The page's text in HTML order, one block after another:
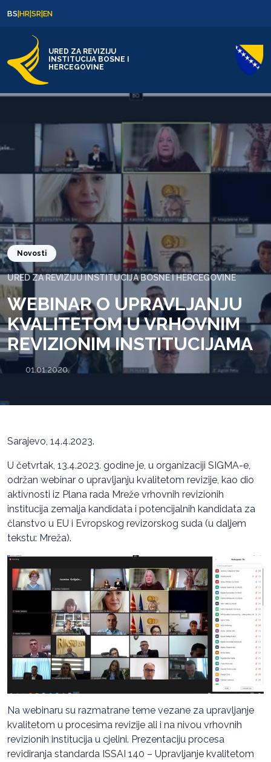
BS|HR|SR|EN
URED ZA REVIZIJU
INSTITUCIJA BOSNE I
HERCEGOVINE
Novosti
URED ZA REVIZIJU INSTITUCIJA BOSNE I HERCEGOVINE
WEBINAR O UPRAVLJANJU
KVALITETOM U VRHOVNIM
REVIZIONIM INSTITUCIJAMA
01.01.2020.
Sarajevo, 14.4.2023.
U četvrtak, 13.4.2023. godine je, u organizaciji SIGMA-e,
održan webinar o upravljanju kvalitetom revizije, kao dio
aktivnosti iz Plana rada Mreže vrhovnih revizionih
institucija zemalja kandidata i potencijalnih kandidata za
članstvo u EU i Evropskog revizorskog suda (u daljem
tekstu: Mreža).
Na webinaru su razmatrane teme vezane za upravljanje
kvalitetom u procesima revizije ali i na nivou vrhovnih
revizionih institucija u cjelini. Prezentaciju procesa
revidiranja standarda ISSAI 140 – Upravljanje kvalitetom